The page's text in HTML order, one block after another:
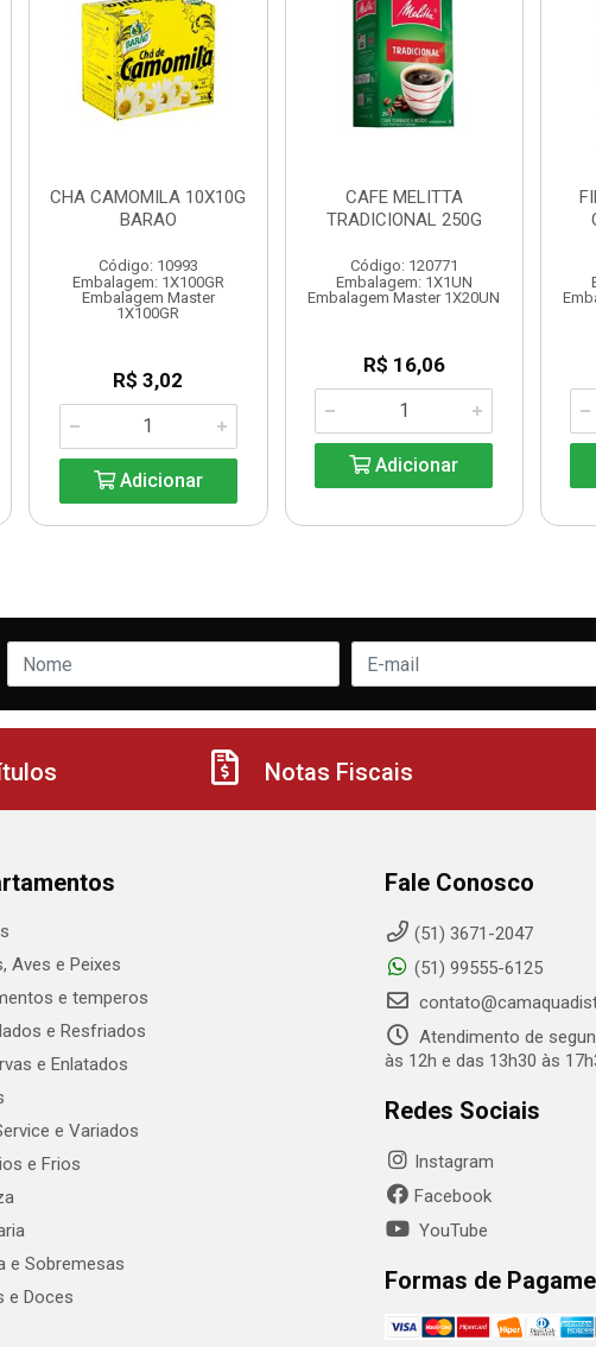
CHA CAMOMILA 10X10G
BARAO
Código: 10993
Embalagem: 1X100GR
Embalagem Master
1X100GR
R$ 3,02
Adicionar
CAFE MELITTA
TRADICIONAL 250G
Código: 120771
Embalagem: 1X1UN
Embalagem Master 1X20UN
R$ 16,06
Adicionar
Notas Fiscais
Aves e Peixes
e temperos
e Resfriados
e Enlatados
e Variados
e Frios
e Sobremesas
e Doces
Fale Conosco
(51) 3671-2047
(51) 99555-6125
Atendimento de
às 12h e das 13h30 às
Redes Sociais
Instagram
Facebook
YouTube
Formas de